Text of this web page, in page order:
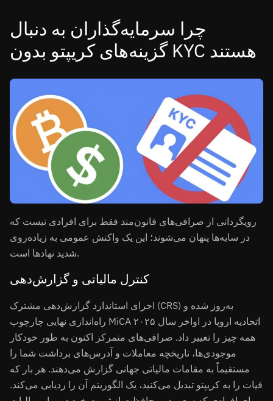
چرا سرمایه‌گذاران به دنبال
گزینه‌های کریپتو بدون KYC هستند
رویگردانی از صرافی‌های قانون‌مند فقط برای افرادی نیست که
در سایه‌ها پنهان می‌شوند؛ این یک واکنش عمومی به زیاده‌روی
شدید نهادها است.
کنترل مالیاتی و گزارش‌دهی
اجرای استاندارد گزارش‌دهی مشترک (CRS) به‌روز شده و
راه‌اندازی نهایی چارچوب MiCA اتحادیه اروپا در اواخر سال ۲۰۲۵
همه چیز را تغییر داد. صرافی‌های متمرکز اکنون به طور خودکار
موجودی‌ها، تاریخچه معاملات و آدرس‌های برداشت شما را
مستقیماً به مقامات مالیاتی جهانی گزارش می‌دهند. هر بار که
فیات را به کریپتو تبدیل می‌کنید، یک الگوریتم آن را ردیابی می‌کند.